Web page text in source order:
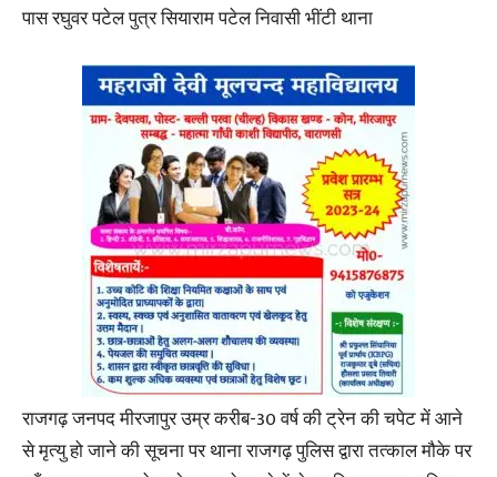
पास रघुवर पटेल पुत्र सियाराम पटेल निवासी भींटी थाना
राजगढ़ जनपद मीरजापुर उम्र करीब-30 वर्ष की ट्रेन की चपेट में आने
से मृत्यु हो जाने की सूचना पर थाना राजगढ़ पुलिस द्वारा तत्काल मौके पर